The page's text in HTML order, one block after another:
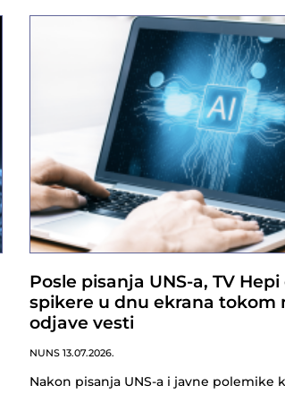
Posle pisanja UNS-a, TV
spikere u dnu ekrana tokom
odjave vesti
NUNS 13.07.2026.
Nakon pisanja UNS-a i javne polemike